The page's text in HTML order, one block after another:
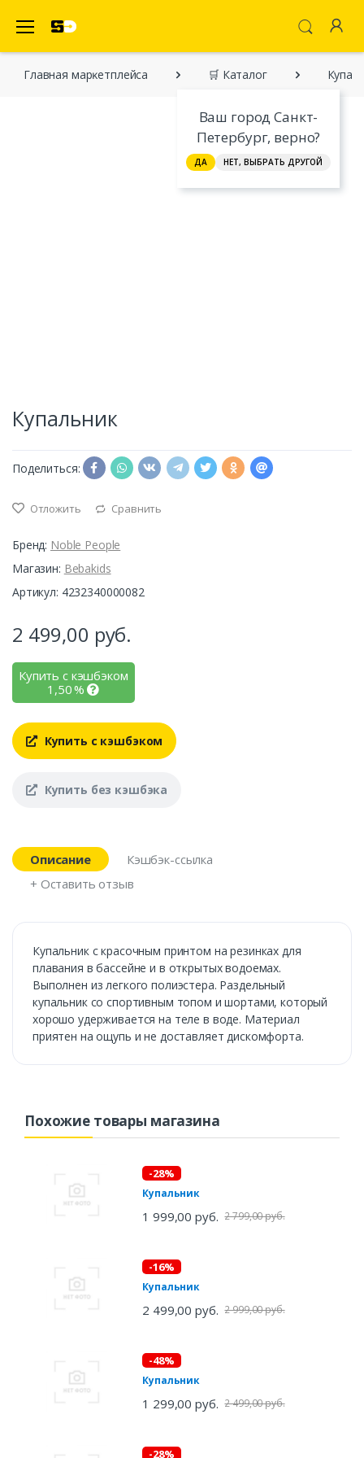
Ваш город Санкт-
Петербург, верно?
ДА НЕТ, ВЫБРАТЬ ДРУГОЙ
Главная марĸетплейса 🛒 Каталог
Купальник
Поделиться:
Отложить Сравнить
Бренд: Noble People
Магазин: Bebakids
Артикул: 4232340000082
2 499,00 руб.
Купить с кэшбэком
1,50%
Купить с кэшбэком
Купить без кэшбэка
Описание
Кэшбэк-ссылка
+ Оставить отзыв
Купальник с красочным принтом на резинках для
плавания в бассейне и в открытых водоемах.
Выполнен из легкого полиэстера. Раздельный
купальник со спортивным топом и шортами, который
хорошо удерживается на теле в воде. Материал
приятен на ощупь и не доставляет дискомфорта.
Похожие товары магазина
-28%
Купальник
1 999,00 руб. 2 799,00 руб.
-16%
Купальник
2 499,00 руб. 2 999,00 руб.
-48%
Купальник
1 299,00 руб. 2 499,00 руб.
-28%